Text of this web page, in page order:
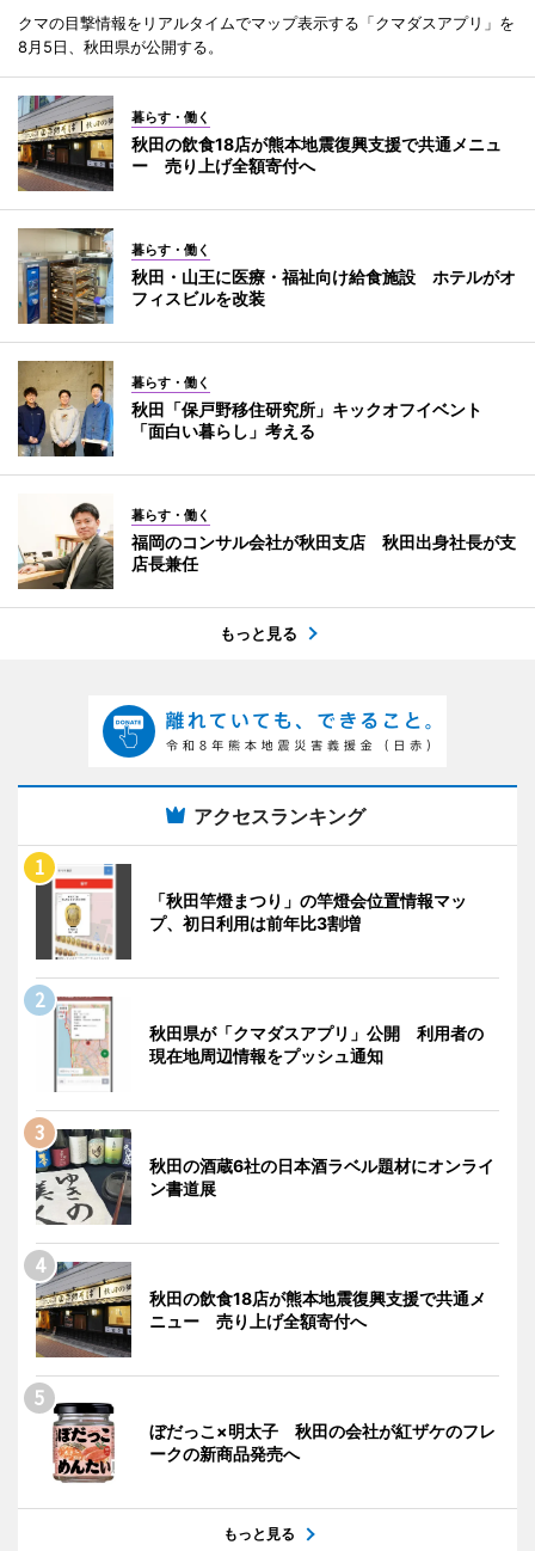
クマの目撃情報をリアルタイムでマップ表示する「クマダスアプリ」を
8月5日、秋田県が公開する。
暮らす・働く
秋田の飲食18店が熊本地震復興支援で共通メニュ
ー 売り上げ全額寄付へ
暮らす・働く
秋田・山王に医療・福祉向け給食施設 ホテルがオ
フィスビルを改装
暮らす・働く
秋田「保戸野移住研究所」キックオフイベント
「面白い暮らし」考える
暮らす・働く
福岡のコンサル会社が秋田支店 秋田出身社長が支
店長兼任
もっと見る
アクセスランキング
「秋田竿燈まつり」の竿燈会位置情報マッ
プ、初日利用は前年比3割増
秋田県が「クマダスアプリ」公開 利用者の
現在地周辺情報をプッシュ通知
秋田の酒蔵6社の日本酒ラベル題材にオンライ
ン書道展
秋田の飲食18店が熊本地震復興支援で共通メ
ニュー 売り上げ全額寄付へ
ぼだっこ×明太子 秋田の会社が紅ザケのフレ
ークの新商品発売へ
もっと見る